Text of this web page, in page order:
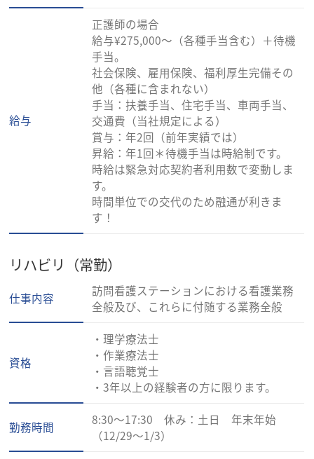
給与
正護師の場合
給与¥275,000～（各種手当含む）＋待機
手当。
社会保険、雇用保険、福利厚生完備その
他（各種に含まれない）
手当：扶養手当、住宅手当、車両手当、
交通費（当社規定による）
賞与：年2回（前年実績では）
昇給：年1回＊待機手当は時給制です。
時給は緊急対応契約者利用数で変動しま
す。
時間単位での交代のため融通が利きま
す！
リハビリ（常勤）
仕事内容
訪問看護ステーションにおける看護業務
全般及び、これらに付随する業務全般
資格
・理学療法士
・作業療法士
・言語聴覚士
・3年以上の経験者の方に限ります。
勤務時間
8:30～17:30 休み：土日 年末年始
（12/29～1/3）